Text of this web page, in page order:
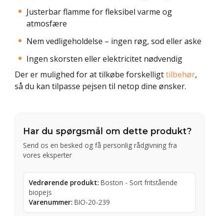
Justerbar flamme for fleksibel varme og
atmosfære
Nem vedligeholdelse – ingen røg, sod eller aske
Ingen skorsten eller elektricitet nødvendig
Der er mulighed for at tilkøbe forskelligttilbehør,
så du kan tilpasse pejsen til netop dine ønsker.
Har du spørgsmål om dette produkt?
Send os en besked og få personlig rådgivning fra
vores eksperter
Vedrørende produkt: Boston - Sort fritstående
biopejs
Varenummer: BIO-20-239